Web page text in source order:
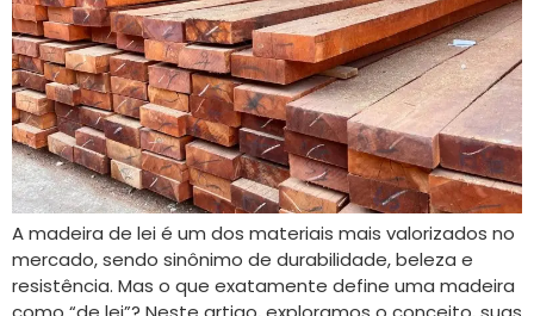
A madeira de lei é um dos materiais mais valorizados no
mercado, sendo sinônimo de durabilidade, beleza e
resistência. Mas o que exatamente define uma madeira